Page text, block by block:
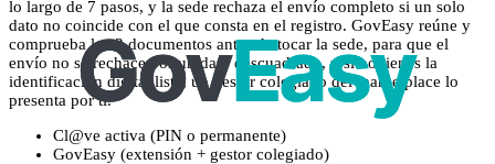
lo largo de 7 pasos, y la sede rechaza el envío completo si un solo
dato no coincide con el que consta en el registro. GovEasy reúne y
comprueba los 3 documentos antes de tocar la sede, para que el
envío no se rechace por un dato descuadrado, y si no tienes la
identificación digital lista, un gestor colegiado del marketplace lo
presenta por ti.
Cl@ve activa (PIN o permanente)
GovEasy (extensión + gestor colegiado)